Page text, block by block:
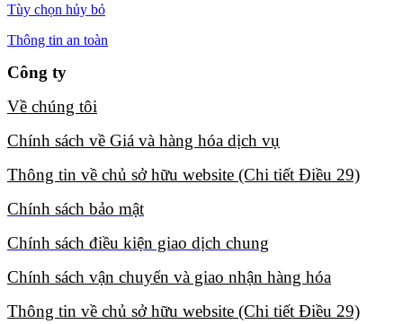
Tùy chọn hủy bỏ
Thông tin an toàn
Công ty
Về chúng tôi​
Chính sách về Giá và hàng hóa dịch vụ​
Thông tin về chủ sở hữu website (Chi tiết Điều 29)​
Chính sách bảo mật​
Chính sách điều kiện giao dịch chung​
Chính sách vận chuyển và giao nhận hàng hóa​
Thông tin về chủ sở hữu website (Chi tiết Điều 29)​